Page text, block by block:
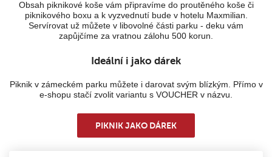
Obsah piknikové koše vám připravíme do proutěného koše či
piknikového boxu a k vyzvednutí bude v hotelu Maxmilian.
Servírovat už můžete v libovolné části parku - deku vám
zapůjčíme za vratnou zálohu 500 korun.
Ideální i jako dárek
Piknik v zámeckém parku můžete i darovat svým blízkým. Přímo v
e-shopu stačí zvolit variantu s VOUCHER v názvu.
PIKNIK JAKO DÁREK